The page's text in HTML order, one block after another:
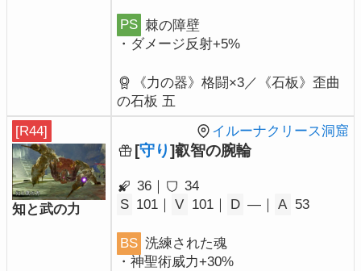
PS 棘の障壁
・ダメージ反射+5%
《力の器》格闘×3／《石板》歪曲
の石板 五
[R44]
知と武の力
イルーナクリース洞窟
[守り]叡智の腕輪
36｜
34
S 101｜ V 101｜ D ―｜ A 53
BS 洗練された魂
・神聖術威力+30%